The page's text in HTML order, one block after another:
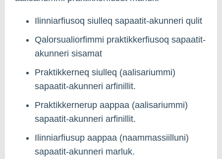
Ilinniarfiusoq siulleq sapaatit-akunneri qulit
Qalorsualiorfimmi praktikkerfiusoq sapaatit-
akunneri sisamat
Praktikkerneq siulleq (aalisariummi)
sapaatit-akunneri arfinillit.
Praktikkernerup aappaa (aalisariummi)
sapaatit-akunneri arfinillit.
Ilinniarfiusup aappaa (naammassiilluni)
sapaatit-akunneri marluk.